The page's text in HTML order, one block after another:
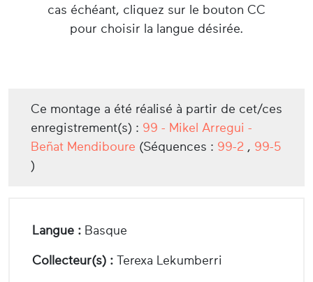
cas échéant, cliquez sur le bouton CC
pour choisir la langue désirée.
Ce montage a été réalisé à partir de cet/ces
enregistrement(s) : 99 - Mikel Arregui -
Beñat Mendiboure (Séquences : 99-2 , 99-5
)
Langue : Basque
Collecteur(s) : Terexa Lekumberri